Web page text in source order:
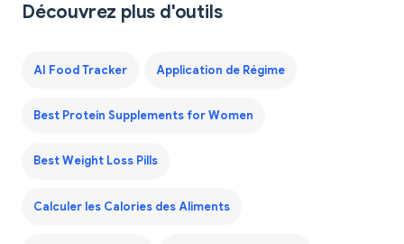
Découvrez plus d'outils
AI Food Tracker Application de Régime
Best Protein Supplements for Women
Best Weight Loss Pills
Calculer les Calories des Aliments